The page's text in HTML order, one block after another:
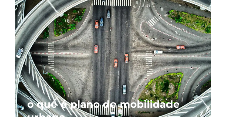
o que é plano de mobilidade